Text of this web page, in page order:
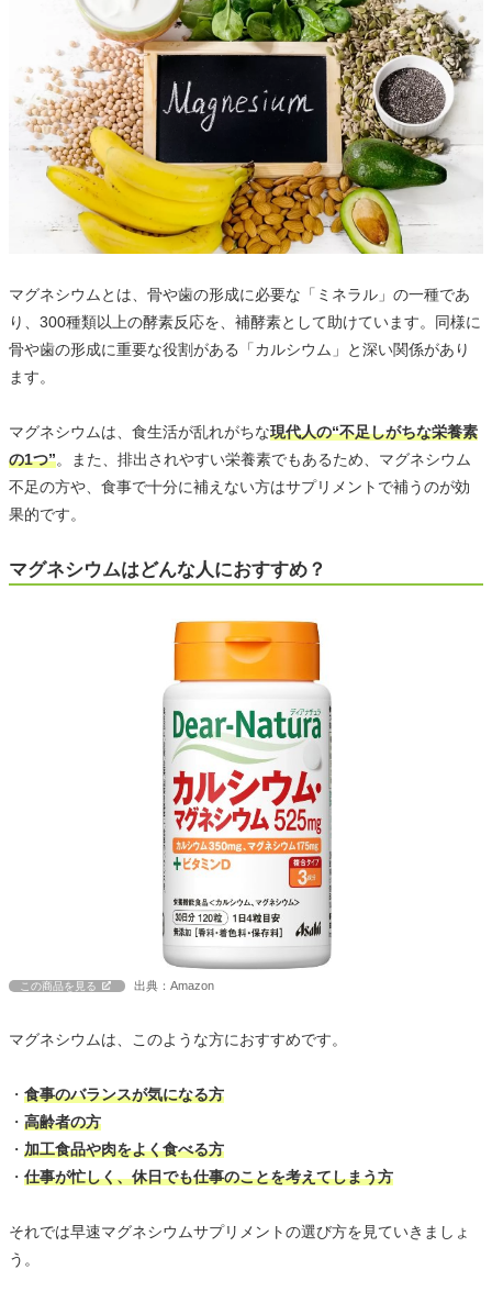
マグネシウムとは、骨や歯の形成に必要な「ミネラル」の一種であ
り、300種類以上の酵素反応を、補酵素として助けています。同様に
骨や歯の形成に重要な役割がある「カルシウム」と深い関係があり
ます。
マグネシウムは、食生活が乱れがちな現代人の“不足しがちな栄養素
の1つ”。また、排出されやすい栄養素でもあるため、マグネシウム
不足の方や、食事で十分に補えない方はサプリメントで補うのが効
果的です。
マグネシウムはどんな人におすすめ？
この商品を見る 出典：Amazon
マグネシウムは、このような方におすすめです。
・ 食事のバランスが気になる方
・ 高齢者の方
・ 加工食品や肉をよく食べる方
・ 仕事が忙しく、休日でも仕事のことを考えてしまう方
それでは早速マグネシウムサプリメントの選び方を見ていきましょ
う。